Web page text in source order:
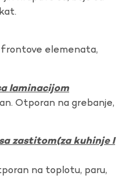
frontove elemenata,
laminacijom
Otporan na grebanje,
zastitom(za kuhinje I
na toplotu, paru,